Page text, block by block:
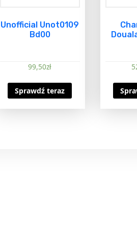
Unofficial Unot0109
Bd00
99,50zł
Sprawdź teraz